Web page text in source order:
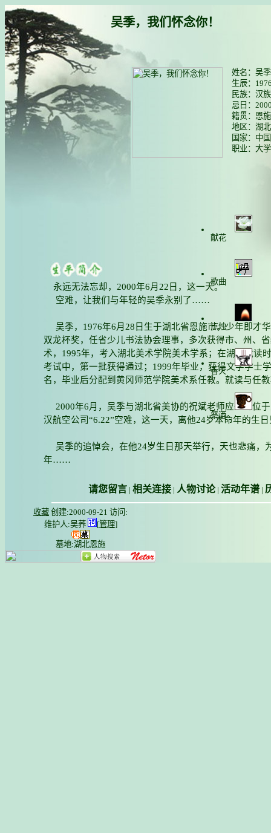
献花
歌曲
点烛
香火
祭酒
吴季，我们怀念你！
姓名：吴季
生辰：
民族：汉族
忌日：
籍贯：恩施
地区：湖北
国家：中国
职业：大
永远无法忘却，2000年6月22日，这一天。
空难，让我们与年轻的吴季永别了……
吴季，1976年6月28日生于湖北省恩施市，少年即才
双龙杯奖，任省少儿书法协会理事，多次获得市、州、
术，1995年，考入湖北美术学院美术学系；在湖美就读
考试中，第一批获得通过；1999年毕业，获得文学学士
名，毕业后分配到黄冈师范学院美术系任教。就读与任
2000年6月，吴季与湖北省美协的祝斌老师应邀到位
汉航空公司“6.22”空难，这一天，离他24岁本命年的生
吴季的追悼会，在他24岁生日那天举行，天也悲痛，
年……
请您留言 | 相关连接 | 人物讨论| 活动年谱 |
收藏 创建:2000-09-21 访问:
维护人:吴荞 [管理]
墓地:湖北恩施